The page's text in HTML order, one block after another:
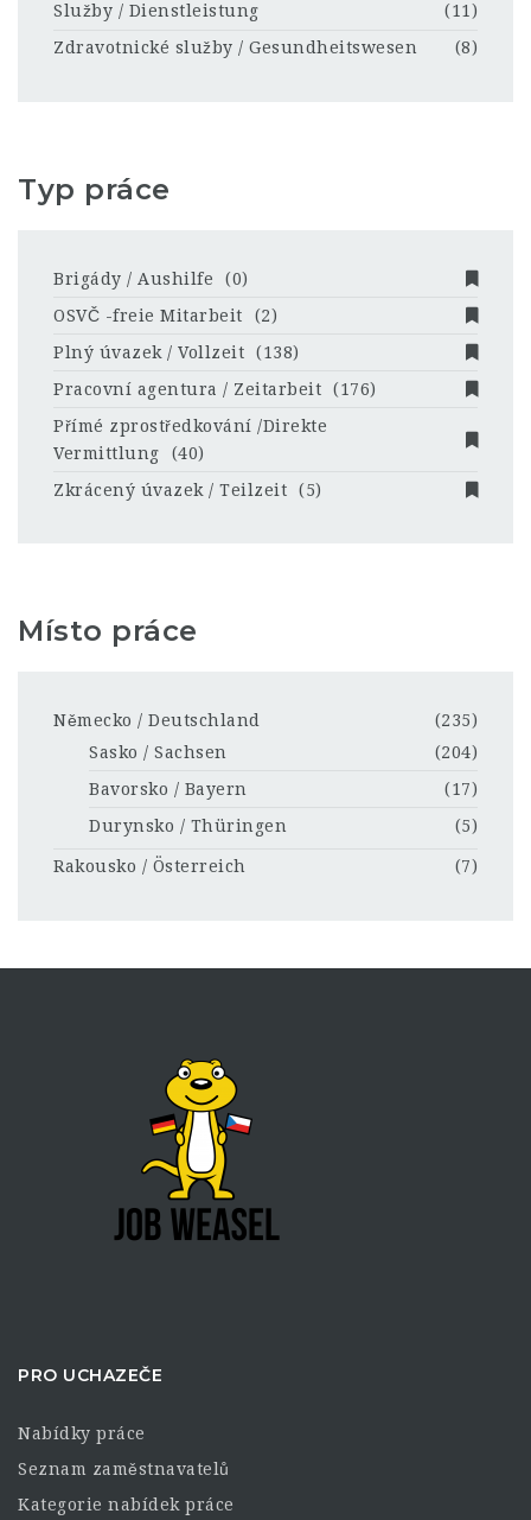
Služby / Dienstleistung
(11)
Zdravotnické služby / Gesundheitswesen
(8)
Typ práce
Brigády / Aushilfe
(0)
OSVČ -freie Mitarbeit
(2)
Plný úvazek / Vollzeit
(138)
Pracovní agentura / Zeitarbeit
(176)
Přímé zprostředkování /Direkte
Vermittlung
(40)
Zkrácený úvazek / Teilzeit
(5)
Místo práce
Německo / Deutschland
(235)
Sasko / Sachsen
(204)
Bavorsko / Bayern
(17)
Durynsko / Thüringen
(5)
Rakousko / Österreich (7)
PRO UCHAZEČE
Nabídky práce
Seznam zaměstnavatelů
Kategorie nabídek práce